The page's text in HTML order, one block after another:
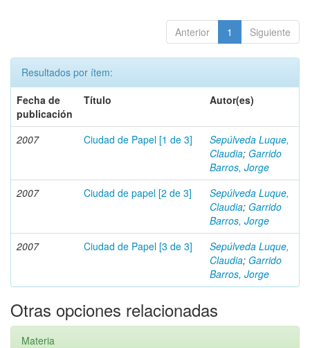
Anterior 1 Siguiente
Resultados por ítem:
Fecha de
publicación
Título Autor(es)
2007 Ciudad de Papel [1 de 3]
Sepúlveda Luque,
Claudia; Garrido
Barros, Jorge
2007
Ciudad de papel [2 de 3]
Sepúlveda Luque,
Claudia; Garrido
Barros, Jorge
2007
Ciudad de Papel [3 de 3]
Sepúlveda Luque,
Claudia; Garrido
Barros, Jorge
Otras opciones relacionadas
Materia